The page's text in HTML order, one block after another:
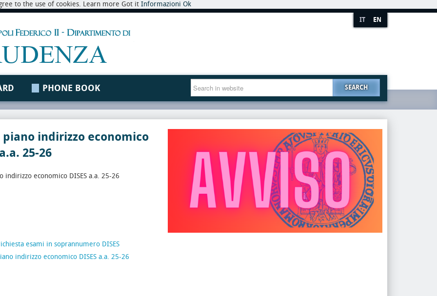
to the use of cookies. Learn more Got it Informazioni Ok
IT EN
PHONE BOOK SEARCH
piano indirizzo economico
25-26
indirizzo economico DISES a.a. 25-26
esami in soprannumero DISES
indirizzo economico DISES a.a. 25-26